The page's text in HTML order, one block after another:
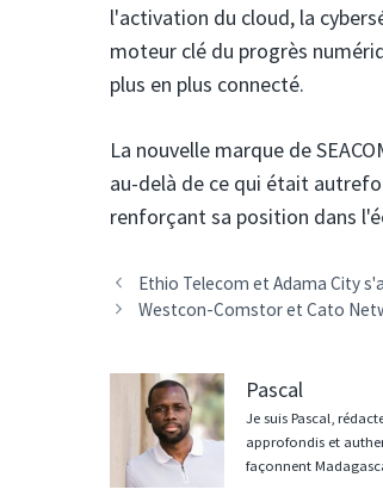
l'activation du cloud, la
moteur clé du progrès
plus en plus connecté.
La nouvelle marque de
au-delà de ce qui était
renforçant sa position dans
Navigation
des
Ethio Telecom et Adama City
Westcon-Comstor et Cato
Pascal
Je suis Pascal,
approfondis et
façonnent